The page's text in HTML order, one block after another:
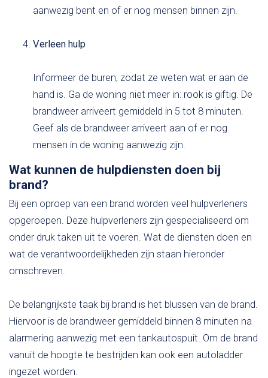
aanwezig bent en of er nog mensen binnen zijn.
Verleen hulp
Informeer de buren, zodat ze weten wat er aan de
hand is. Ga de woning niet meer in: rook is giftig. De
brandweer arriveert gemiddeld in 5 tot 8 minuten.
Geef als de brandweer arriveert aan of er nog
mensen in de woning aanwezig zijn.
Wat kunnen de hulpdiensten doen bij
brand?
Bij een oproep van een brand worden veel hulpverleners
opgeroepen. Deze hulpverleners zijn gespecialiseerd om
onder druk taken uit te voeren. Wat de diensten doen en
wat de verantwoordelijkheden zijn staan hieronder
omschreven.
De belangrijkste taak bij brand is het blussen van de brand.
Hiervoor is de brandweer gemiddeld binnen 8 minuten na
alarmering aanwezig met een tankautospuit. Om de brand
vanuit de hoogte te bestrijden kan ook een autoladder
ingezet worden.